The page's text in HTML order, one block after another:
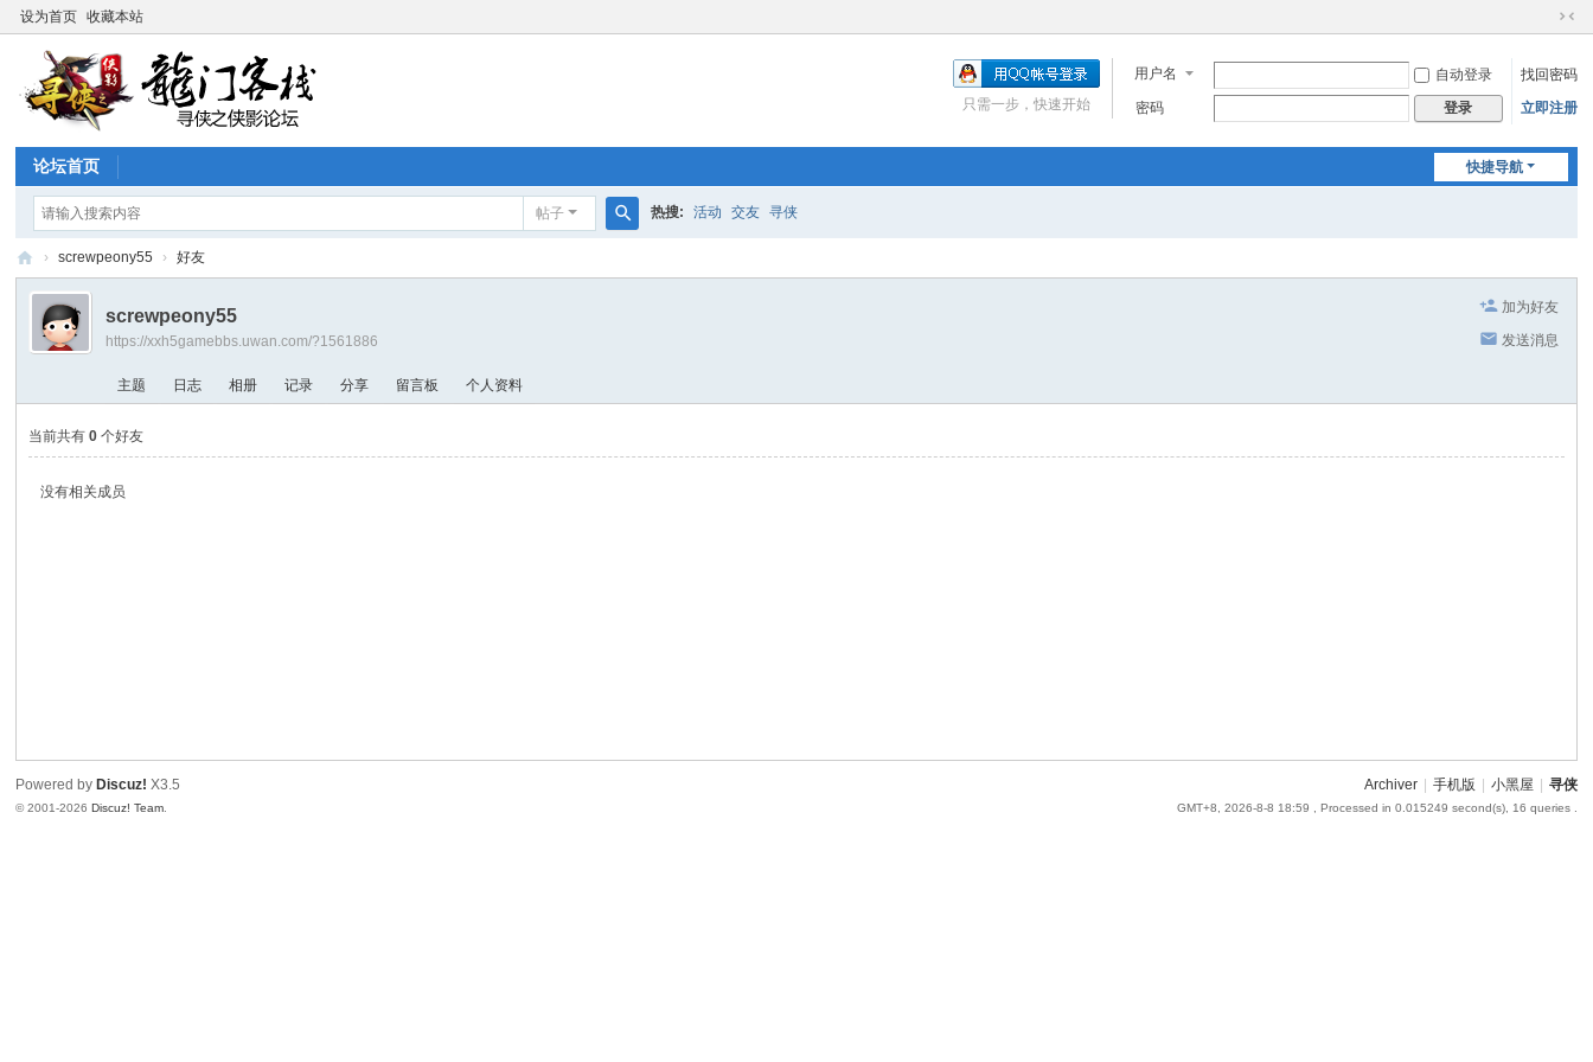
设为首页 收藏本站
切
到
窄
用户名 自动登录
找回密码
密码
登录 立即注册
只需一步，快速开始
快捷导航
论坛首页
帖子
索
热搜: 活动 交友 寻侠
寻
论
› screwpeony55 › 好友
加为好友
发送消息
screwpeony55
https://xxh5gamebbs.uwan.com/?1561886
主题 日志 相册 记录 分享 留言板 个人资料
当前共有0 个好友
没有相关成员
Archiver 手机版 小黑屋 寻侠
GMT+8, 2026-8-8 18:59 , Processed in 0.015249 second(s), 16 queries .
Powered by Discuz! X3.5
© 2001-2026Discuz! Team